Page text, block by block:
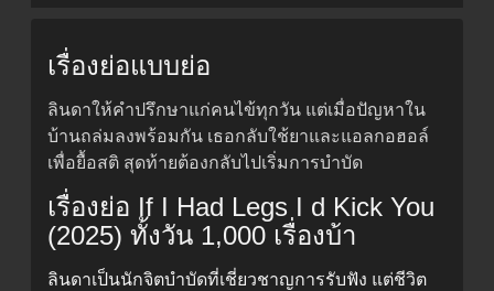
เรื่องย่อแบบย่อ
ลินดาให้คำปรึกษาแก่คนไข้ทุกวัน แต่เมื่อปัญหาใน
บ้านถล่มลงพร้อมกัน เธอกลับใช้ยาและแอลกอฮอล์
เพื่อยื้อสติ สุดท้ายต้องกลับไปเริ่มการบำบัด
เรื่องย่อ If I Had Legs I d Kick You
(2025) ทั้งวัน 1,000 เรื่องบ้า
ลินดาเป็นนักจิตบำบัดที่เชี่ยวชาญการรับฟัง แต่ชีวิต